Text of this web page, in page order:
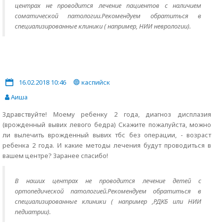
центрах не проводится лечение пациентов с наличием
соматической патологии.Рекомендуем обратиться в
специализированные клиники ( например, НИИ неврологии).
16.02.2018 10:46
каспийск
Аиша
Здравствуйте! Моему ребенку 2 года, диагноз дисплазия
(врожденный вывих левого бедра) Скажите пожалуйста, можно
ли вылечить врожденный вывих тбс без операции, - возраст
ребенка 2 года. И какие методы лечения будут проводиться в
вашем центре? Заранее спасибо!
В наших центрах не проводится лечение детей с
ортопедической патологией.Рекомендуем обратиться в
специализированные клиники ( например ,РДКБ или НИИ
педиатрии).